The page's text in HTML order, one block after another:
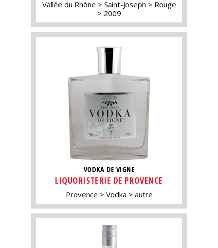
Vallée du Rhône Saint-Joseph
Rouge
2009
VODKA DE VIGNE
LIQUORISTERIE DE PROVENCE
Provence Vodka autre